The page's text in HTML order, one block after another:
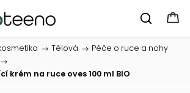
/ Tělová /
Péče o ruce a nohy
/
krém na ruce oves 100 ml BIO